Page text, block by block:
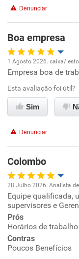
Recomenda a
Denunciar
Boa empresa
Oportunidade de
Ambiente de
Benefícios
Recomenda
1 Agosto 2026. caixa/
Empresa boa de
Esta avaliação foi útil?
Sim
Denunciar
Colombo
Oportunidade de
Ambiente de trabalho
Conciliação com a
28 Julho 2026. Analista de
Equipe qualificada,
supervisores e
Prós
Horários de
Contras
Poucos Benefícios